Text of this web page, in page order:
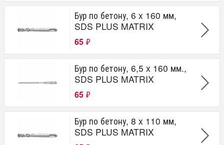
Бур по бетону, 6 x 160 мм,
SDS PLUS MATRIX
65 ₽
Бур по бетону, 6,5 x 160 мм.,
SDS PLUS MATRIX
65 ₽
Бур по бетону, 8 x 110 мм,
SDS PLUS MATRIX